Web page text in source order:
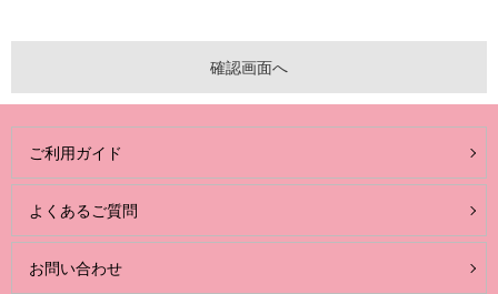
ご利用ガイド
よくあるご質問
お問い合わせ